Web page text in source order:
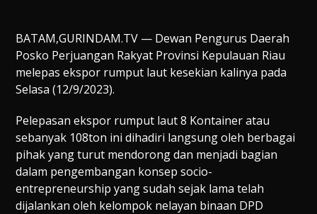
BATAM,GURINDAM.TV — Dewan Pengurus Daerah
Posko Perjuangan Rakyat Provinsi Kepulauan Riau
melepas ekspor rumput laut kesekian kalinya pada
Selasa (12/9/2023).
Pelepasan ekspor rumput laut 8 Kontainer atau
sebanyak 108ton ini dihadiri langsung oleh berbagai
pihak yang turut mendorong dan menjadi bagian
dalam pengembangan konsep socio-
entrepreneurship yang sudah sejak lama telah
dijalankan oleh kelompok nelayan binaan DPD